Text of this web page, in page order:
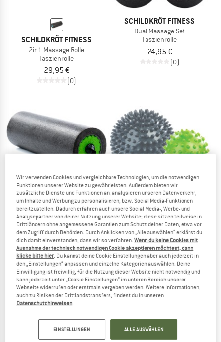
SCHILDKRÖT FITNESS
2in1 Massage Rolle
Faszienrolle
29,95 €
(0)
SCHILDKRÖT FITNESS
Dual Massage Set
Faszienrolle
24,95 €
(0)
SCHILDKRÖT FITNESS
3 in 1 Massage Roller
Faszienrolle
49,95 €
3,0(3)
SCHILDKRÖT FITNESS
Noppenball- / Massageball-Set
8,00 €
4,3(7)
Wir verwenden Cookies und vergleichbare Technologien, um die notwendigen
Funktionen unserer Website zu gewährleisten. Außerdem bieten wir
zusätzliche Dienste und Funktionen an, analysieren unseren Datenverkehr,
um Inhalte und Werbung zu personalisieren, bzw. Social Media-Funktionen
bereitzustellen. Dadurch erfahren auch unsere Social Media-, Werbe- und
Analysepartner von deiner Nutzung unserer Website; diese sitzen teilweise in
Drittländern ohne angemessene Garantien zum Schutz deiner Daten, etwa vor
dem Zugriff durch Behörden. Durch Anklicken von „Alle auswählen“ erklärst du
dich damit einverstanden, dass wir so verfahren.Wenn du keine Cookies mit
Ausnahme der technisch notwendigen Cookie akzeptieren möchtest, dann
klicke bitte hier. Du kannst deine Cookie Einstellungen aber auch jederzeit in
den „Einstellungen“ anpassen und einzelne Kategorien auswählen. Deine
Einwilligung ist freiwillig, für die Nutzung dieser Website nicht notwendig und
kann jederzeit unter „Cookie Einstellungen“ im unteren Bereich unserer
Webseite widerrufen oder erstmals vergeben werden. Weitere Informationen,
auch zu Risiken der Drittlandstransfers, findest du in unseren
Datenschutzhinweisen.
EINSTELLUNGEN ALLE AUSWÄHLEN